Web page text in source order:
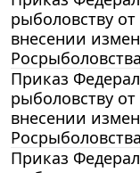
рыболовству
внесении
Приказ
рыболовству
внесении
Приказ